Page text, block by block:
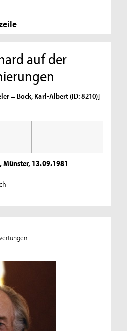
auf der
= Bock, Karl-Albert (ID: 8210)]
Münster, 13.09.1981